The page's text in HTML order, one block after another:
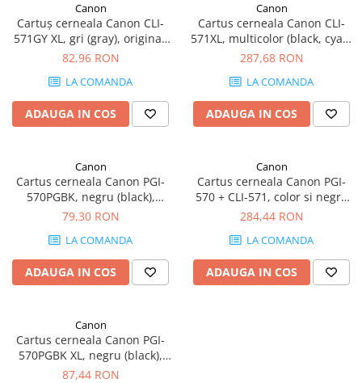
Canon
Cartuș cerneala Canon CLI-
571GY XL, gri (gray), original,
289 pagini, 11 ml
82,96 RON
LA COMANDA
ADAUGA IN COS
Canon
Cartus cerneala Canon CLI-
571XL, multicolor (black, cyan,
magenta, yellow), original, 500
287,68 RON
LA COMANDA
ADAUGA IN COS
Canon
Cartus cerneala Canon PGI-
570PGBK, negru (black),
original, 300 pagini, 15 ml
79,30 RON
LA COMANDA
ADAUGA IN COS
Canon
Cartus cerneala Canon PGI-
570 + CLI-571, color si negru
(black and color), original,
284,44 RON
LA COMANDA
ADAUGA IN COS
Canon
Cartus cerneala Canon PGI-
570PGBK XL, negru (black),
original, 500 pagini, 22 ml
87,44 RON